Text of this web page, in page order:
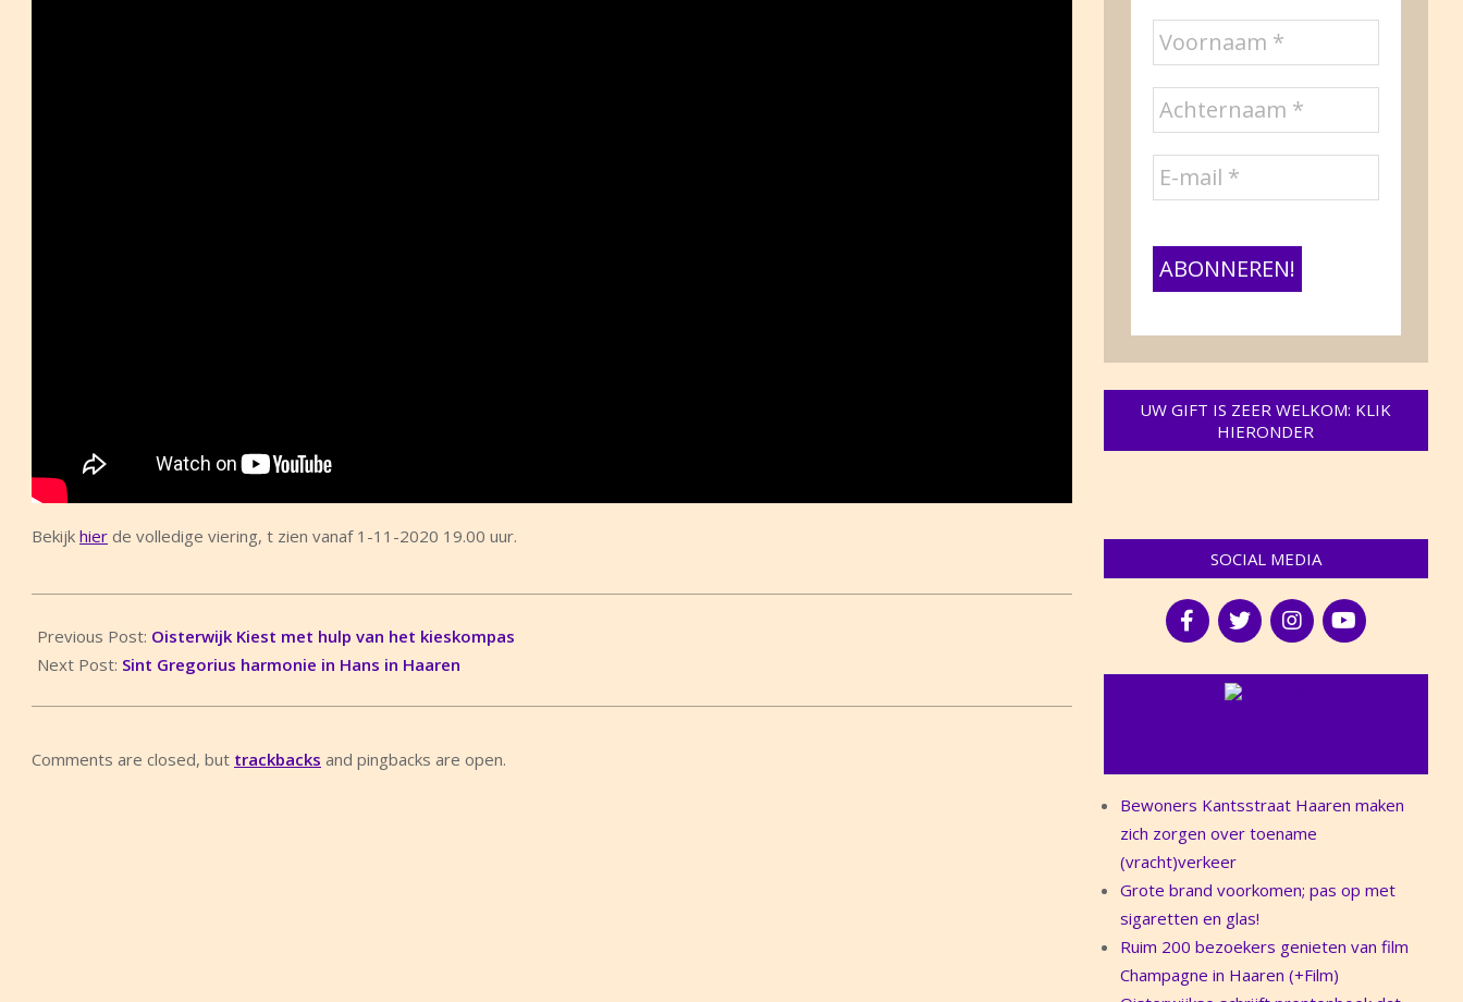
Bekijk hier de volledige viering, t zien vanaf 1-11-2020 19.00 uur.
10-
31
Previous Post: Oisterwijk Kiest met hulp van het kieskompas
Next Post: Sint Gregorius harmonie in Hans in Haaren
Comments are closed, but trackbacks and pingbacks are open.
UW GIFT IS ZEER WELKOM: KLIK
HIERONDER
SOCIAL MEDIA
Bewoners Kantsstraat Haaren maken
zich zorgen over toename
(vracht)verkeer
Grote brand voorkomen; pas op met
sigaretten en glas!
Ruim 200 bezoekers genieten van film
Champagne in Haaren (+Film)